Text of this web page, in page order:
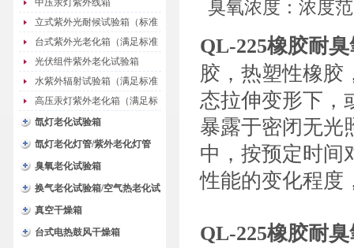
中压汞灯紫外线箱
立式紫外光耐候试验箱（标准
型）
台式紫外光老化箱（满足标准
GB/T16776）
光伏组件紫外老化试验箱
水紫外辐射试验箱（满足标准
JC485-1992）
高压汞灯紫外老化箱（满足标
准GB/T16777）
氙灯老化试验箱
氙灯老化灯管/紫外老化灯管
（耗材）
臭氧老化试验箱
换气老化试验箱/空气热老化试
验箱
真空干燥箱
台式电热鼓风干燥箱
臭氧浓度：浓度
QL-225橡胶耐
胶，热塑性橡胶
态拉伸变形下，
暴露于密闭无光
中，按预定时间
性能的变化程度
QL-225橡胶耐